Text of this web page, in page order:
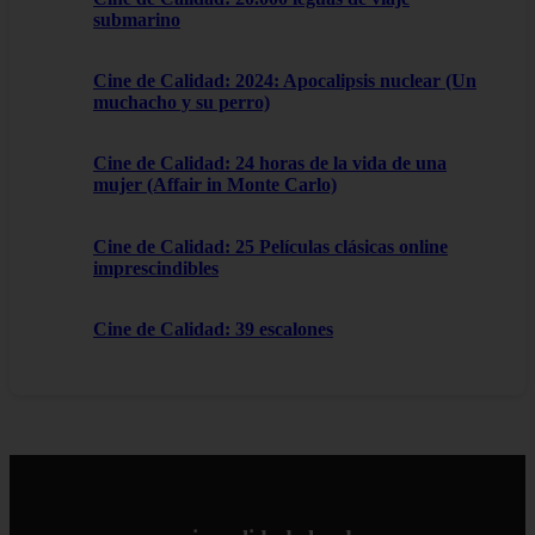
submarino
Cine de Calidad: 2024: Apocalipsis nuclear (Un
muchacho y su perro)
Cine de Calidad: 24 horas de la vida de una
mujer (Affair in Monte Carlo)
Cine de Calidad: 25 Películas clásicas online
imprescindibles
Cine de Calidad: 39 escalones